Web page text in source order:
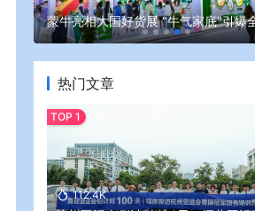
蒙牛亮相大国好货展 “牛气家底”引爆
热门文章
112.4K